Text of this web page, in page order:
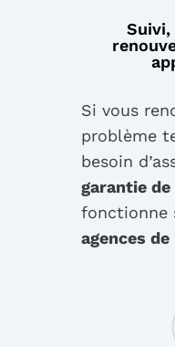
Si vous
problème
besoin
garantie
fonctionne
agences